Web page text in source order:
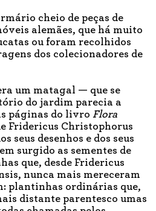
cheio de peças de
alemães, que há muito
ou foram recolhidos
dos colecionadores de
um matagal — que se
do jardim parecia a
páginas do livro Flora
Fridericus Christophorus
seus desenhos e dos seus
surgido as sementes de
que, desde Fridericus
nunca mais mereceram
plantinhas ordinárias que,
distante parentesco umas